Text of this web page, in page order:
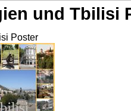
und Tbilisi
Poster